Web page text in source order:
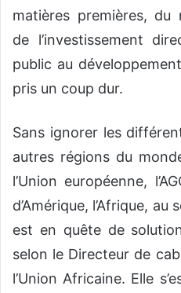
matières premières,
de l’investissement
public au
pris un coup dur.
Sans ignorer les
autres régions du
l’Union européenne,
d’Amérique, l’Afrique, au
est en quête de
selon le Directeur de
l’Union Africaine. Elle